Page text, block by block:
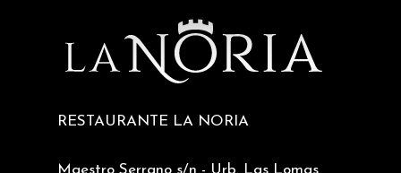
RESTAURANTE LA NORIA
Maestro Serrano s/n - Urb. Las Lomas